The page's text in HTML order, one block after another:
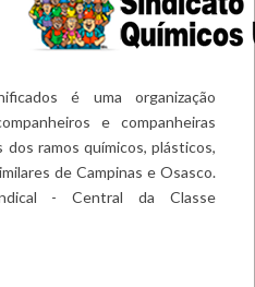
é uma organização
e companheiras
ramos químicos, plásticos,
de Campinas e Osasco.
- Central da Classe